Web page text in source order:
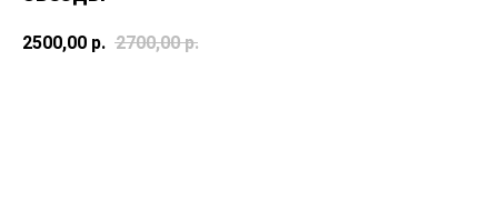
2500,00 р. 2700,00 р.